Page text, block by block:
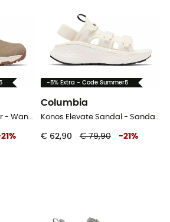
Newton Nimble Leather - Wandelschoenen - Dames
21 %
-5% Extra - Code Summer5
Columbia
Konos Elevate Sandal - Sandalen - Dames
€ 62,90 € 79,90 -21 %